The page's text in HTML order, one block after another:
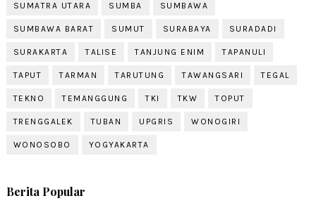
SUMATRA UTARA SUMBA SUMBAWA
SUMBAWA BARAT SUMUT SURABAYA SURADADI
SURAKARTA TALISE TANJUNG ENIM TAPANULI
TAPUT TARMAN TARUTUNG TAWANGSARI TEGAL
TEKNO TEMANGGUNG TKI TKW TOPUT
TRENGGALEK TUBAN UPGRIS WONOGIRI
WONOSOBO YOGYAKARTA
Berita Popular